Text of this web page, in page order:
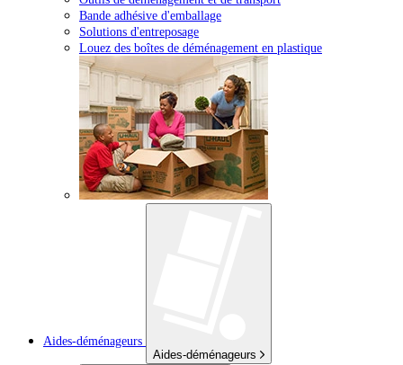
Bande adhésive d'emballage
Solutions d'entreposage
Louez des boîtes de déménagement en plastique
Aides-déménageurs
Aides-déménageurs